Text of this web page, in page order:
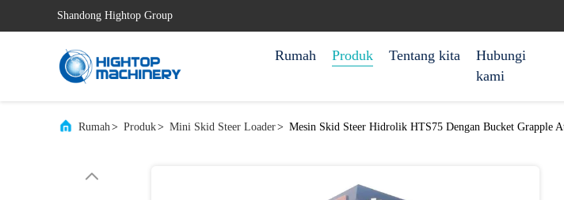
Shandong Hightop Group
Rumah Produk Tentang kita
Hubungi
kami
Rumah> Produk> Mini Skid Steer Loader> Mesin Skid Steer Hidrolik HTS75 Dengan Bucket Grapple